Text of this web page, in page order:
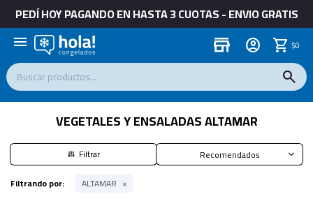
PEDÍ HOY PAGANDO EN HASTA 3 CUOTAS - ENVIO GRATIS
menu store $0
VEGETALES Y ENSALADAS ALTAMAR
Recomendados
Filtrando por:
ALTAMAR